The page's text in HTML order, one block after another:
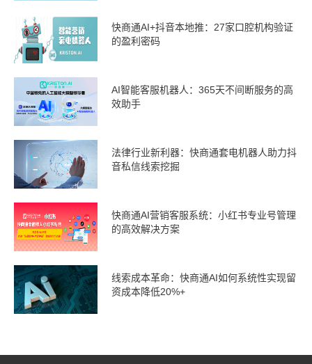
快商通AI+抖音本地推：27家口腔机构验证
的盈利密码
AI智能客服机器人：365天不间断服务的高
效助手
法律行业新利器：快商通套电机器人助力抖
音私信线索挖掘
快商通AI营销客服系统：小红书专业号管理
的高效解决方案
线索成本革命：快商通AI如何系统性实现留
资成本降低20%+